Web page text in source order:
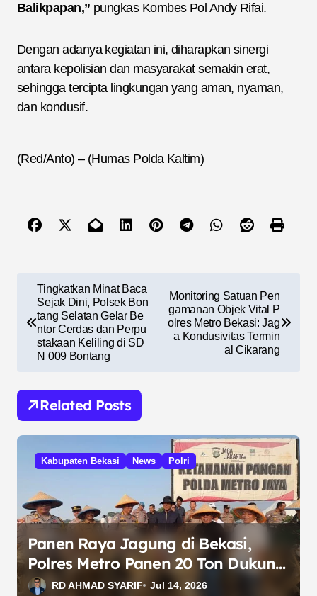
Balikpapan,” pungkas Kombes Pol Andy Rifai.
Dengan adanya kegiatan ini, diharapkan sinergi
antara kepolisian dan masyarakat semakin erat,
sehingga tercipta lingkungan yang aman, nyaman,
dan kondusif.
(Red/Anto) – (Humas Polda Kaltim)
a
s
s
Tingkatkan Minat Baca
Sejak Dini, Polsek Bon
tang Selatan Gelar Be
ntor Cerdas dan Perpu
stakaan Keliling di SD
N 009 Bontang
Monitoring Satuan Pen
gamanan Objek Vital P
olres Metro Bekasi: Jag
a Kondusivitas Termin
al Cikarang
Related Posts
Kabupaten Bekasi News Polri
Panen Raya Jagung di Bekasi,
Polres Metro Panen 20 Ton Dukung
Ketahanan Pangan
RD AHMAD SYARIF Jul 14, 2026